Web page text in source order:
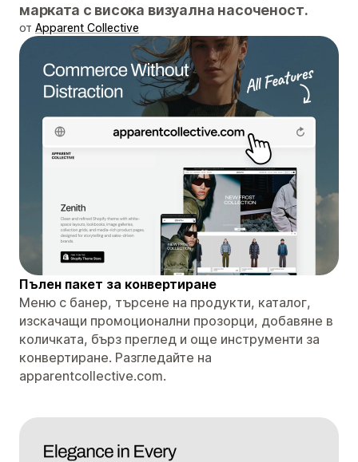
марката с висока визуална насоченост.
от Apparent Collective
Пълен пакет за конвертиране
Меню с банер, търсене на продукти, каталог,
изскачащи промоционални прозорци, добавяне в
количката, бърз преглед и още инструменти за
конвертиране. Разгледайте на
apparentcollective.com.